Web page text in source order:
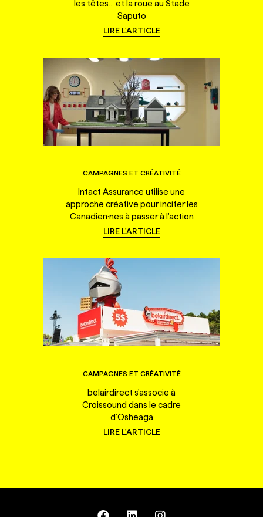
les têtes... et la roue au Stade
Saputo
LIRE L'ARTICLE
CAMPAGNES ET CRÉATIVITÉ
Intact Assurance utilise une
approche créative pour inciter les
Canadien·nes à passer à l'action
LIRE L'ARTICLE
CAMPAGNES ET CRÉATIVITÉ
belairdirect s'associe à
Croissound dans le cadre
d'Osheaga
LIRE L'ARTICLE